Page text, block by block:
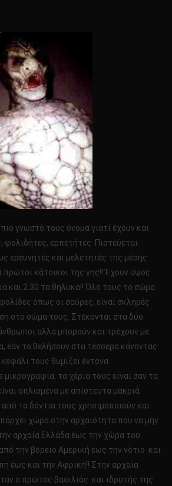
γνωστό τους όνομα γιατί έχουν και
ερπετήτες. Πιστεύεται
ερευνητές και μελετητές της μέσης
πρώτοι κάτοικοι της γης!! Έχουν ύψος
και 2.30 τα θηλυκά!! Όλο τους το σώμα
όπως οι σαύρες, είναι σκληρές
στο σώμα τους. Στέκονται στα δύο
αλλά μπορούν και τρέχουν με
εάν το θελήσουν στα τέσσερα κάνοντας
τους θυμίζει έντονα
τα χέρια τους είναι σαν τα
οπλισμένα με απίστευτα μακριά
τα δόντια τους χρησιμοποιούν και
χώρα στην αρχαιότητα που να μην
αρχαία Ελλάδα έως την χώρα του
την βόρειο Αμερική έως την νότιο και
έως και την Αφρική!! Στην αρχαία
ο πρώτος βασιλιάς και ιδρυτής της